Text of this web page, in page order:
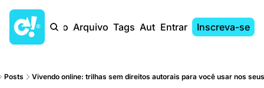
Início Arquivo Tags AutoresEntrar Inscreva-se
Posts Vivendo online: trilhas sem direitos autorais para você usar nos